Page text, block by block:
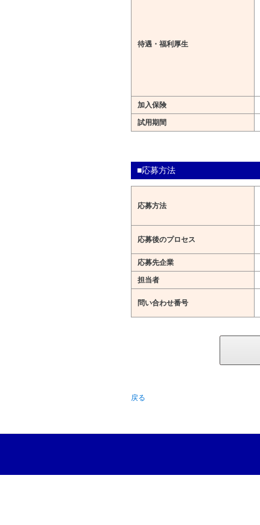
待遇・福利厚生
加入保険
試用期間
■応募方法
応募方法
応募後のプロセス
応募先企業
担当者
問い合わせ番号
戻る